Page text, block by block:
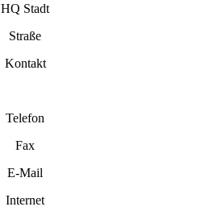
HQ Stadt
Straße
Kontakt
Telefon
Fax
E-Mail
Internet